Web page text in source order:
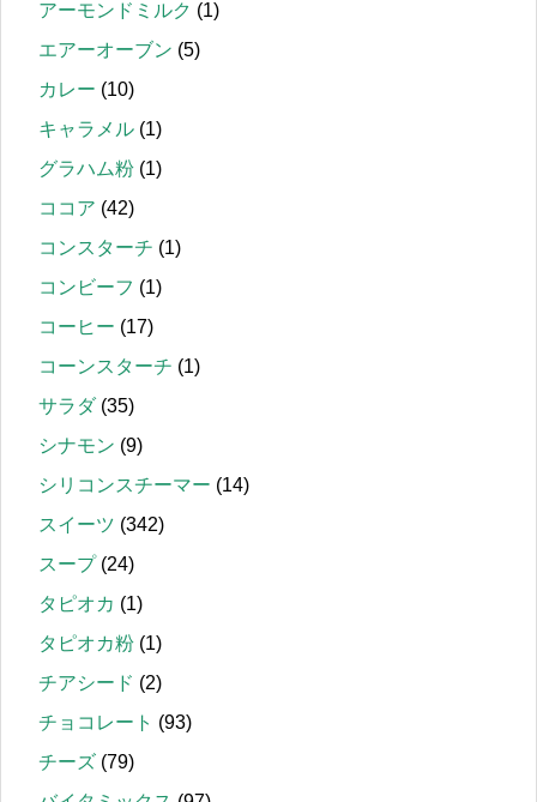
アーモンドミルク (1)
エアーオーブン (5)
カレー (10)
キャラメル (1)
グラハム粉 (1)
ココア (42)
コンスターチ (1)
コンビーフ (1)
コーヒー (17)
コーンスターチ (1)
サラダ(35)
シナモン (9)
シリコンスチーマー (14)
スイーツ (342)
スープ(24)
タピオカ (1)
タピオカ粉 (1)
チアシード (2)
チョコレート (93)
チーズ (79)